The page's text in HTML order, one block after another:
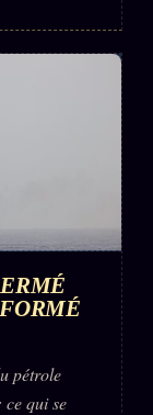
pétrole
qui se